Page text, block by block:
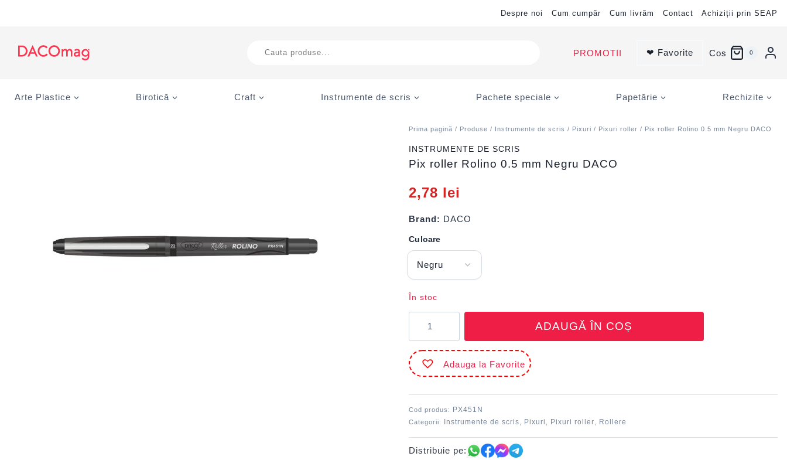
Despre noi Cum cumpăr Cum livrăm Contact Achiziții prin SEAP
search
PROMOTII ❤ Favorite Cos 0
Arte Plastice Birotică Craft Instrumente de scris Pachete speciale Papetărie Rechizite
Prima pagină / Produse / Instrumente de scris / Pixuri / Pixuri roller / Pix roller Rolino 0.5 mm Negru DACO
INSTRUMENTE DE SCRIS
Pix roller Rolino 0.5 mm Negru DACO
2,78 lei
Brand: DACO
Culoare
În stoc
roller
Rolino
0.5
mm
ADAUGĂ ÎN COȘ
Adauga la Favorite
Cod produs: PX451N
Categorii: Instrumente de scris Pixuri Pixuri roller Rollere
Distribuie pe: